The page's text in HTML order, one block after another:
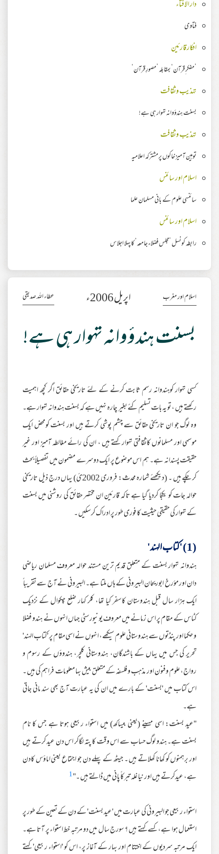
دار الافتاء
فتاوی
افکار قارئین
’مفکر ِقرآن‘ بمقابلہ ’مصورِ قرآن‘
تہذیب وثقافت
بسنت ہندؤوانہ تہوار ہی ہے!
تہذیب وثقافت
توہین آمیز خاکوں پرمشترکہ اعلامیہ
اسلام اور سائنس
سائنسی علوم کے بانی مسلمان علما
اسلام اور سائنس
رابطہ کونسل ’مجلس فضلاء جامعہ‘ کا پہلا اجلاس
اسلام اور مغرب اپریل 2006ء عطاء اللہ صدیقی
بسنت ہندؤوانہ تہوار ہی ہے!
کسی تہوار کوہندوانہ رسم ثابت کرنے کے لئے تاریخی حقائق اگر کچھ اہمیت
رکھتے ہیں ، تو یہ بات تسلیم کئے بغیر چارہ نہیں ہے کہ بسنت ہندوانہ تہوار ہے۔
وہ لوگ جو ان تاریخی حقائق سے چشم پوشی کرتے ہیں اور بسنت کومحض ایک
موسمی اور مسلمانوں کاثقافتی تہوار کہتے ہیں ، ان کی رائے مغالطہ آمیز اور غیر
حقیقت پسندانہ ہے۔ ہم اس موضوع پر ایک دوسرے مضمون میں تفصیلاً بحث
کر چکے ہیں ۔ (دیکھئے شمارہ محدث: فروری 2002ئ) یہاں درج ذیل تاریخی
حوالہ جات کو یکجا کردیا گیا ہے تاکہ قارئین ان مختصر حقائق کی روشنی میں بسنت
کے تہوار کی حقیقی حیثیت کا فوری طور پر ادراک کرسکیں ۔
(1) 'کتاب الہند'
ہندوانہ تہوار بسنت کے متعلق قدیم ترین مستند حوالہ معروف مسلمان ریاضی
دان اور مؤرخ ابوریحان البیرونی کے ہاں ملتا ہے۔ البیرونی نے آج سے تقریبا ً
ایک ہزار سال قبل ہندوستان کاسفر کیا تھا، کلر کہار ضلع چکوال کے نزدیک
کٹاس کے مقام پر اس زمانے میں معروف یونیورسٹی جہاں انہوں نے ہندو فضلا
و حکما اور پنڈتوں سے ہندوستانی علوم سیکھے، انہوں نے اسی مقام پر 'کتاب الہند'
تحریر کی جس میں یہاں کے باشندگان، ہندوستانی کلچر، ہندوؤں کے رسوم و
رواج، علوم وفنون اور مذہب و فلسفہ کے متعلق بیش بہا معلومات فراہم کی ہیں ۔
اس کتاب میں 'بسنت' کے بارے میں ان کی یہ عبارت آج بھی سند مانی جاتی
ہے۔
''عید بسنت: اسی مہینے (یعنی بیساکھ) میں استواء ربیعی ہوتا ہے جس کا نام
بسنت ہے۔ ہندو لوگ حساب سے اس وقت کا پتہ لگاکر اس دن عید کرتے ہیں
اور برہمنوں کو کھانا کھلاتے ہیں ۔ جیٹھ کے پہلے دن جو اجتماع یعنی اماؤس کادن
ہے، عیدکرتے ہیں اور نیا غلہ تبرکاً پانی میں ڈالتے ہیں ۔''1
استواء ربیعی جو البیرونی کی عبارت میں 'عید بسنت' کے دن کے تعین کے طور پر
استعمال ہوا ہے، کسے کہتے ہیں ؟ سورج سال میں دو مرتبہ خط استواء پر آتا ہے۔
ایک مرتبہ سردیوں کے اختتام اور بہار کے آغاز پر، اس کو 'استواء ربیعی' کہتے